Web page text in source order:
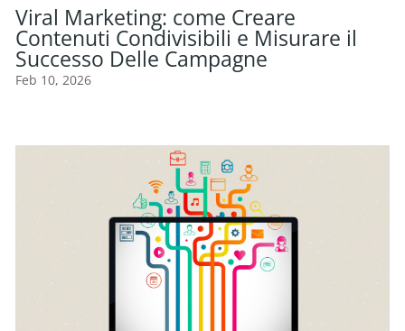
Viral Marketing: come Creare
Contenuti Condivisibili e Misurare il
Successo Delle Campagne
Feb 10, 2026